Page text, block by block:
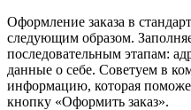
Оформление заказа в
следующим образом.
последовательным этапам:
данные о себе. Советуем в
информацию, которая
кнопку «Оформить заказ».